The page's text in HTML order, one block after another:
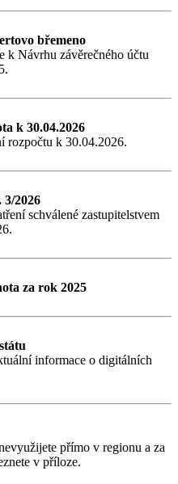
břemeno
k Návrhu závěrečného účtu
k 30.04.2026
rozpočtu k 30.04.2026.
3/2026
schválené zastupitelstvem
za rok 2025
informace o digitálních
přímo v regionu a za
v příloze.